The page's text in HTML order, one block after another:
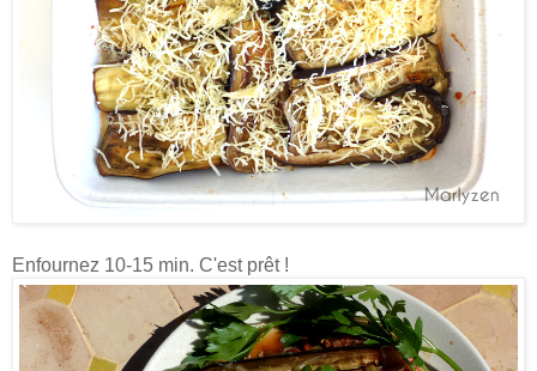
Enfournez 10-15 min. C'est prêt !